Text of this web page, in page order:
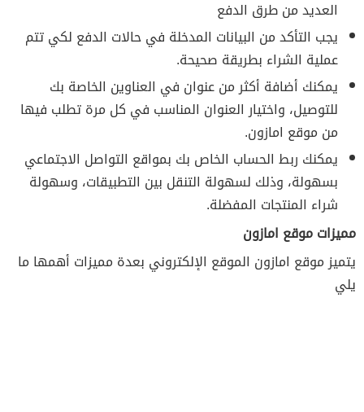
العديد من طرق الدفع
يجب التأكد من البيانات المدخلة في حالات الدفع لكي تتم
عملية الشراء بطريقة صحيحة.
يمكنك أضافة أكثر من عنوان في العناوين الخاصة بك
للتوصيل، واختيار العنوان المناسب في كل مرة تطلب فيها
من موقع امازون.
يمكنك ربط الحساب الخاص بك بمواقع التواصل الاجتماعي
بسهولة، وذلك لسهولة التنقل بين التطبيقات، وسهولة
شراء المنتجات المفضلة.
مميزات موقع امازون
يتميز موقع امازون الموقع الإلكتروني بعدة مميزات أهمها ما
يلي